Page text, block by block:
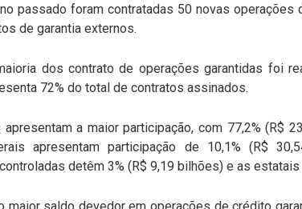
passado foram contratadas 50 novas
de garantia externos.
dos contrato de operações garantidas foi
72% do total de contratos assinados.
a maior participação, com 77,2% (R$
apresentam participação de 10,1% (R$
detêm 3% (R$ 9,19 bilhões) e as